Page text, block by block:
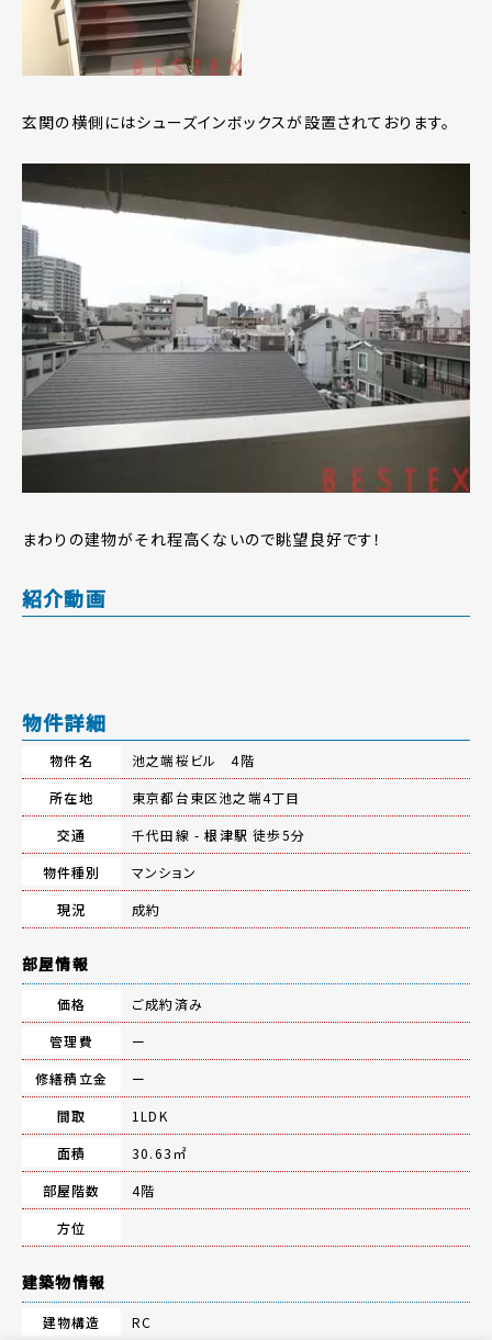
玄関の横側にはシューズインボックスが設置されております。
まわりの建物がそれ程高くないので眺望良好です！
紹介動画
物件詳細
物件名
池之端桜ビル 4階
所在地
東京都台東区池之端4丁目
交通
千代田線 -根津駅 徒歩5分
物件種別
マンション
現況
成約
部屋情報
価格
ご成約済み
管理費
ー
修繕積立金
ー
間取
1LDK
面積
30.63㎡
部屋階数
4階
方位
建築物情報
建物構造 RC